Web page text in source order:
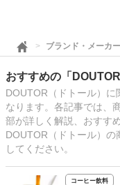
ブランド・メーカ
おすすめの「
DOUTOR（ドトール）に
なります。各記事では、
部が詳しく解説、おすす
DOUTOR（ドトール）の
してください。
コーヒー飲料